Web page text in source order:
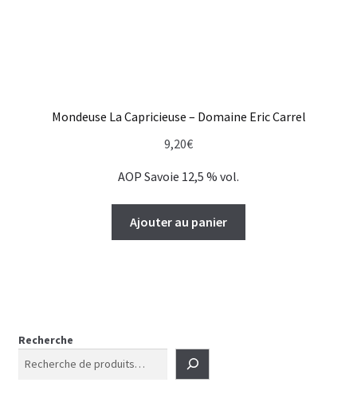
Mondeuse La Capricieuse – Domaine Eric Carrel
9,20€
AOP Savoie 12,5 % vol.
Ajouter au panier
Recherche